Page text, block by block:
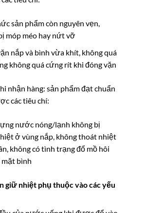
sản phẩm còn nguyên vẹn,
móp méo hay nứt vỡ
nắp và bình vừa khít, không quá
không quá cứng rít khi đóng vặn
nhận hàng: sản phẩm đạt chuẩn
các tiêu chí:
nước nóng/lạnh không bị
ở vùng nắp, không thoát nhiệt
không có tình trạng đổ mồ hôi
bình
giữ nhiệt phụ thuộc vào các yếu